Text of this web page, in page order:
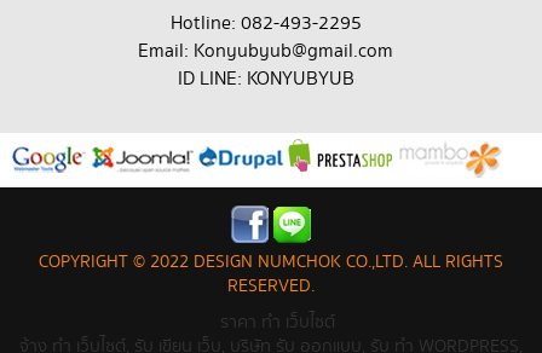
Hotline: 082-493-2295
Email: Konyubyub@gmail.com
ID LINE: KONYUBYUB
COPYRIGHT © 2022 DESIGN NUMCHOK CO.,LTD. ALL RIGHTS
RESERVED.
ราคา ทํา เว็บไซต์
จ้าง ทํา เว็บไซต์, รับ เขียน เว็บ, บริษัท รับ ออกแบบ, รับ ทำ WORDPRESS,